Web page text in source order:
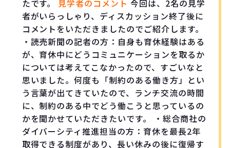
たです。 見学者のコメント今回は、2名の見学
者がいらっしゃり、ディスカッション終了後に
コメントをいただきましたのでご紹介します。
・読売新聞の記者の方：自身も育休経験はある
が、育休中にどうコミュニケーションを取るか
については考えてこなかったので、すごいなと
思いました。何度も「制約のある働き方」とい
う言葉が出てきていたので、ランチ交流の時間
に、制約のある中でどう働こうと思っているの
かを聞かせていただきたいです。 ・総合商社の
ダイバーシティ推進担当の方：育休を最長2年
取得できる制度があり、長い休みの後に復帰す